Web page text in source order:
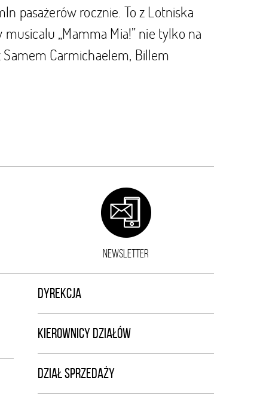
pasażerów rocznie. To z Lotniska
„Mamma Mia!” nie tylko na
Samem Carmichaelem, Billem
NEWSLETTER
DYREKCJA
KIEROWNICY DZIAŁÓW
DZIAŁ SPRZEDAŻY